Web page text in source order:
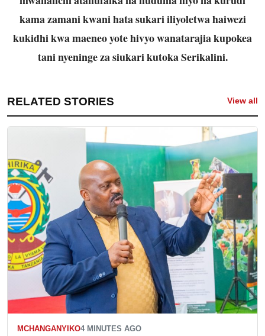
kama zamani kwani hata sukari iliyoletwa haiwezi
kukidhi kwa maeneo yote hivyo wanatarajia kupokea
tani nyeninge za siukari kutoka Serikalini.
RELATED STORIES View all
MCHANGANYIKO4 MINUTES AGO